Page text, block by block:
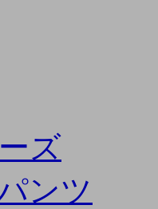
ズ
ンツ